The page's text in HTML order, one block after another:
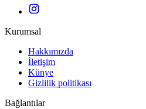
Kurumsal
Hakkımızda
İletişim
Künye
Gizlilik politikası
Bağlantılar